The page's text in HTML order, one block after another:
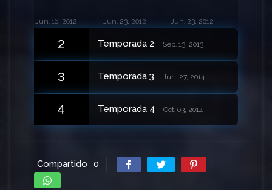
Jun. 16, 2012 Jun. 23, 2012 Jun. 23, 2012
2 Temporada 2 Sep. 13, 2013
3 Temporada 3 Jun. 27, 2014
4 Temporada 4 Oct. 03, 2014
Compartido 0